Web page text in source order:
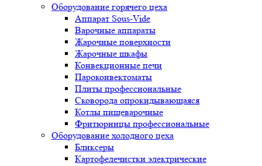
Оборудование горячего цеха
Аппарат Sous-Vide
Варочные аппараты
Жарочные поверхности
Жарочные шкафы
Конвекционные печи
Пароконвектоматы
Плиты профессиональные
Сковорода опрокидывающаяся
Котлы пищеварочные
Фритюрницы профессиональные
Оборудование холодного цеха
Бликсеры
Картофелечистки электрические